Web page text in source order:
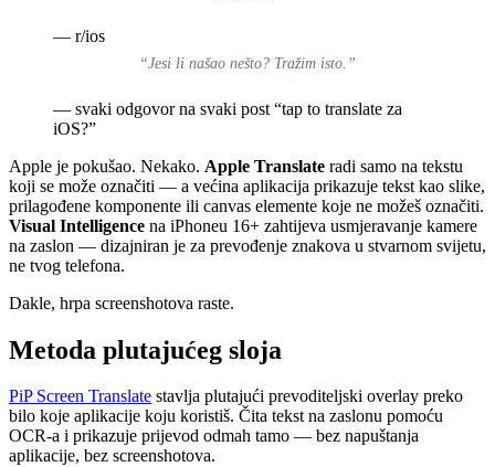
— r/ios
“Jesi li našao nešto? Tražim isto.”
— svaki odgovor na svaki post “tap to translate za
iOS?”
Apple je pokušao. Nekako. Apple Translate radi samo na tekstu
koji se može označiti — a većina aplikacija prikazuje tekst kao slike,
prilagođene komponente ili canvas elemente koje ne možeš označiti.
Visual Intelligence na iPhoneu 16+ zahtijeva usmjeravanje kamere
na zaslon — dizajniran je za prevođenje znakova u stvarnom svijetu,
ne tvog telefona.
Dakle, hrpa screenshotova raste.
Metoda plutajućeg sloja
PiP Screen Translate stavlja plutajući prevoditeljski overlay preko
bilo koje aplikacije koju koristiš. Čita tekst na zaslonu pomoću
OCR-a i prikazuje prijevod odmah tamo — bez napuštanja
aplikacije, bez screenshotova.